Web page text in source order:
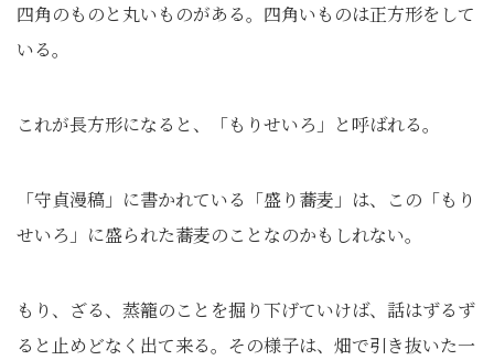
四角のものと丸いものがある。四角いものは正方形をして
いる。
これが長方形になると、「もりせいろ」と呼ばれる。
「守貞漫稿」に書かれている「盛り蕎麦」は、この「もり
せいろ」に盛られた蕎麦のことなのかもしれない。
もり、ざる、蒸籠のことを掘り下げていけば、話はずるず
ると止めどなく出て来る。その様子は、畑で引き抜いた一